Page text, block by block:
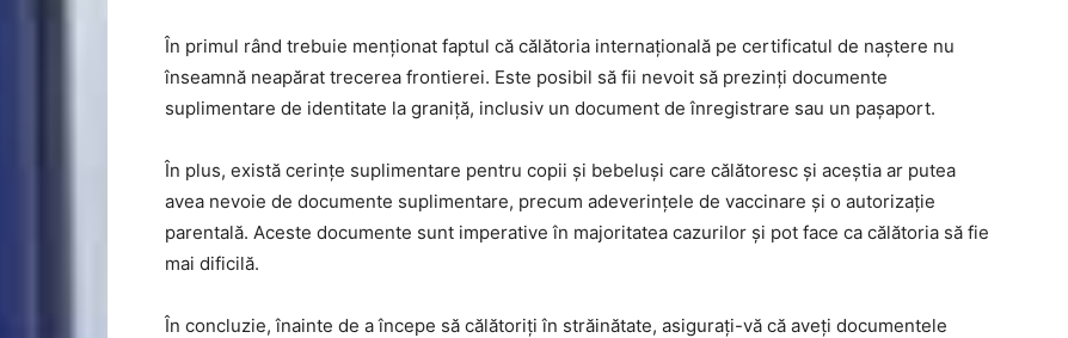
În primul rând trebuie menționat faptul că călătoria internațională pe certificatul de naștere nu
înseamnă neapărat trecerea frontierei. Este posibil să fii nevoit să prezinți documente
suplimentare de identitate la graniță, inclusiv un document de înregistrare sau un pașaport.
În plus, există cerințe suplimentare pentru copii și bebeluși care călătoresc și aceștia ar putea
avea nevoie de documente suplimentare, precum adeverințele de vaccinare și o autorizație
parentală. Aceste documente sunt imperative în majoritatea cazurilor și pot face ca călătoria să fie
mai dificilă.
În concluzie, înainte de a începe să călătoriți în străinătate, asigurați-vă că aveți documentele